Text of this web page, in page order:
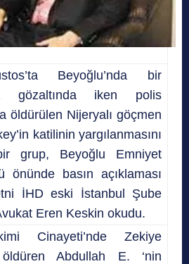
Beyoğlu’nda bir
gözaltında iken polis
öldürülen Nijeryalı göçmen
katilinin yargılanmasını
grup, Beyoğlu Emniyet
önünde basın açıklaması
İHD eski İstanbul Şube
Eren Keskin okudu.
Cinayeti’nde Zekiye
öldüren Abdullah E. ‘nin